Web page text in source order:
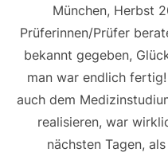
München, Herbst
Prüferinnen/Prüfer
bekannt gegeben,
man war endlich
auch dem
realisieren, war
nächsten Tagen,